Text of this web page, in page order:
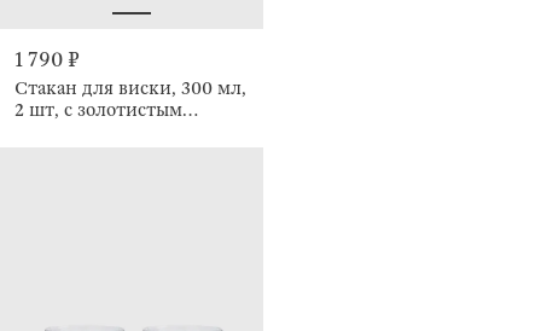
1 790 ₽
Стакан для виски, 300 мл,
2 шт, с золотистым